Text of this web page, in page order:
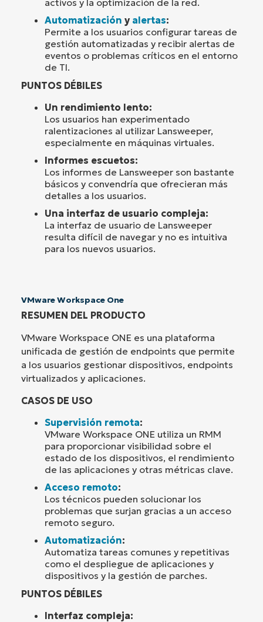
activos y la optimización de la red.
Automatización y alertas:
Permite a los usuarios configurar tareas de
gestión automatizadas y recibir alertas de
eventos o problemas críticos en el entorno
de TI.
PUNTOS DÉBILES
Un rendimiento lento:
Los usuarios han experimentado
ralentizaciones al utilizar Lansweeper,
especialmente en máquinas virtuales.
Informes escuetos:
Los informes de Lansweeper son bastante
básicos y convendría que ofrecieran más
detalles a los usuarios.
Una interfaz de usuario compleja:
La interfaz de usuario de Lansweeper
resulta difícil de navegar y no es intuitiva
para los nuevos usuarios.
VMware Workspace One
RESUMEN DEL PRODUCTO
VMware Workspace ONE es una plataforma
unificada de gestión de endpoints que permite
a los usuarios gestionar dispositivos, endpoints
virtualizados y aplicaciones.
CASOS DE USO
Supervisión remota:
VMware Workspace ONE utiliza un RMM
para proporcionar visibilidad sobre el
estado de los dispositivos, el rendimiento
de las aplicaciones y otras métricas clave.
Acceso remoto:
Los técnicos pueden solucionar los
problemas que surjan gracias a un acceso
remoto seguro.
Automatización:
Automatiza tareas comunes y repetitivas
como el despliegue de aplicaciones y
dispositivos y la gestión de parches.
PUNTOS DÉBILES
Interfaz compleja: